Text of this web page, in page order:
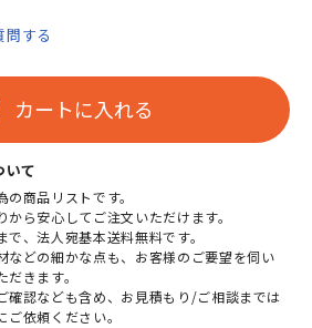
問する
カートに入れる
いて
商品リストです。
ら安心してご注文いただけます。
、法人宛基本送料無料です。
などの細かな点も、お客様のご要望を伺い
きます。
確認なども含め、お見積もり/ご相談までは
依頼ください。